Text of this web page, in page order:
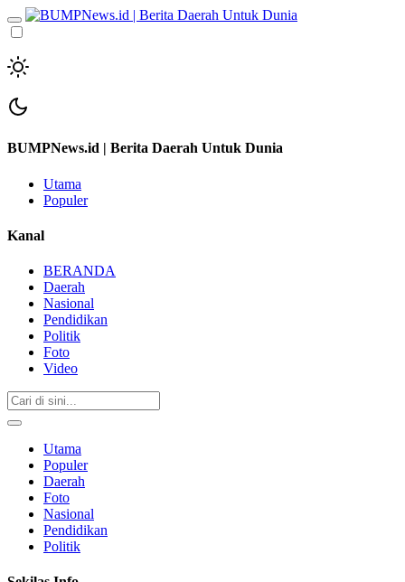
BUMPNews.id | Berita Daerah Untuk Dunia
Utama
Populer
Kanal
BERANDA
Daerah
Nasional
Pendidikan
Politik
Foto
Video
Utama
Populer
Daerah
Foto
Nasional
Pendidikan
Politik